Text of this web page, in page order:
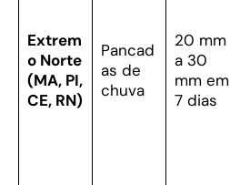
Extrem
o Norte
(MA, PI,
CE, RN)
Pancad
as de
chuva
20 mm
a 30
mm em
7 dias